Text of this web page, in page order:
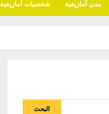
مدن أمازيغية شخصيات أمازيغية
البحث